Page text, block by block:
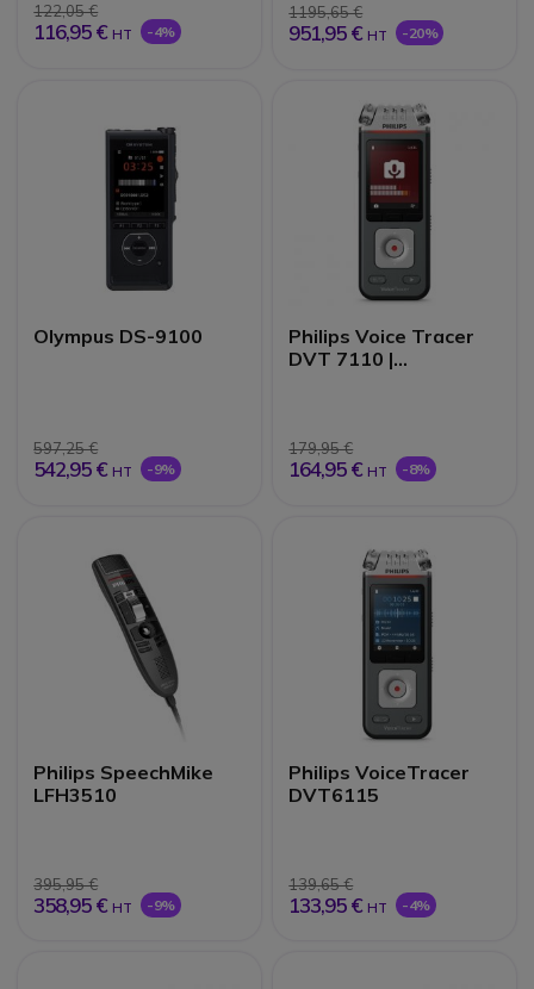
122,05 €
116,95 € HT -4%
1195,65 €
951,95 € HT -20%
Olympus DS-9100
597,25 €
542,95 € HT -9%
Philips Voice Tracer
DVT 7110 |
179,95 €
164,95 € HT -8%
Philips SpeechMike
LFH3510
395,95 €
358,95 € HT -9%
Philips VoiceTracer
DVT6115
139,65 €
133,95 € HT -4%